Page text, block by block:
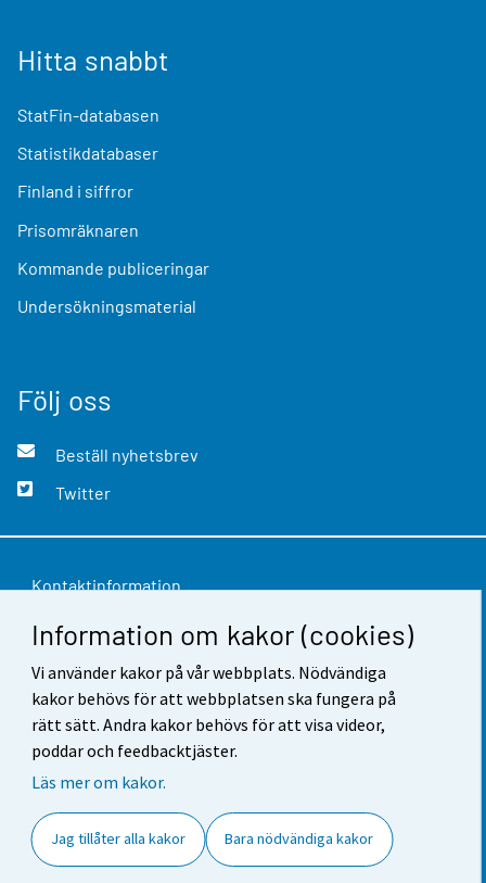
Information om kakor (cookies)
Vi använder kakor på vår webbplats. Nödvändiga
kakor behövs för att webbplatsen ska fungera på
rätt sätt. Andra kakor behövs för att visa videor,
poddar och feedbacktjäster.
Läs mer om kakor.
Jag tillåter alla kakor Bara nödvändiga kakor
Hitta snabbt
StatFin-databasen
Statistikdatabaser
Finland i siffror
Prisomräknaren
Kommande publiceringar
Undersökningsmaterial
Följ oss
Beställ nyhetsbrev
Twitter
Kontaktinformation
Respons
Användarvillkor
Dataskydd
Tillgänglighet
Cookie-inställningar